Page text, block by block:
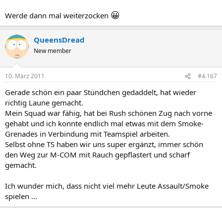
Werde dann mal weiterzocken 😀
QueensDread
New member
10. März 2011 #4.167
Gerade schön ein paar Stündchen gedaddelt, hat wieder
richtig Laune gemacht.
Mein Squad war fähig, hat bei Rush schönen Zug nach vorne
gehabt und ich konnte endlich mal etwas mit dem Smoke-
Grenades in Verbindung mit Teamspiel arbeiten.
Selbst ohne TS haben wir uns super ergänzt, immer schön
den Weg zur M-COM mit Rauch gepflastert und scharf
gemacht.
Ich wunder mich, dass nicht viel mehr Leute Assault/Smoke
spielen ...